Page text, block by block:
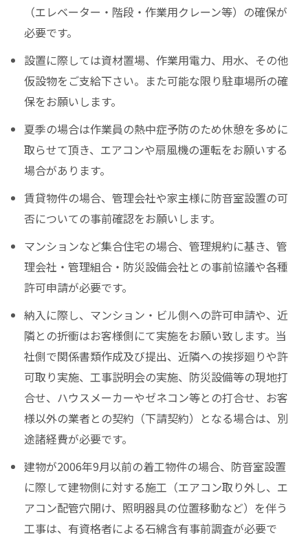
（エレベーター・階段・作業用クレーン等）の確保が
必要です。
設置に際しては資材置場、作業用電力、用水、その他
仮設物をご支給下さい。また可能な限り駐車場所の確
保をお願いします。
夏季の場合は作業員の熱中症予防のため休憩を多めに
取らせて頂き、エアコンや扇風機の運転をお願いする
場合があります。
賃貸物件の場合、管理会社や家主様に防音室設置の可
否についての事前確認をお願いします。
マンションなど集合住宅の場合、管理規約に基き、管
理会社・管理組合・防災設備会社との事前協議や各種
許可申請が必要です。
納入に際し、マンション・ビル側への許可申請や、近
隣との折衝はお客様側にて実施をお願い致します。当
社側で関係書類作成及び提出、近隣への挨拶廻りや許
可取り実施、工事説明会の実施、防災設備等の現地打
合せ、ハウスメーカーやゼネコン等との打合せ、お客
様以外の業者との契約（下請契約）となる場合は、別
途諸経費が必要です。
建物が2006年9月以前の着工物件の場合、防音室設置
に際して建物側に対する施工（エアコン取り外し、エ
アコン配管穴開け、照明器具の位置移動など）を伴う
工事は、有資格者による石綿含有事前調査が必要で